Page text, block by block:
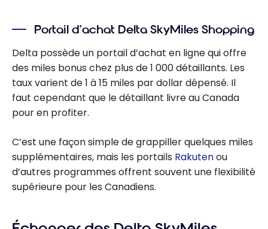
Portail d’achat Delta SkyMiles Shopping
Delta possède un portail d’achat en ligne qui offre
des miles bonus chez plus de 1 000 détaillants. Les
taux varient de 1 à 15 miles par dollar dépensé. Il
faut cependant que le détaillant livre au Canada
pour en profiter.
C’est une façon simple de grappiller quelques miles
supplémentaires, mais les portails Rakutenou
d’autres programmes offrent souvent une flexibilité
supérieure pour les Canadiens.